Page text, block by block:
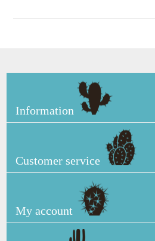
Information
Customer service
My account